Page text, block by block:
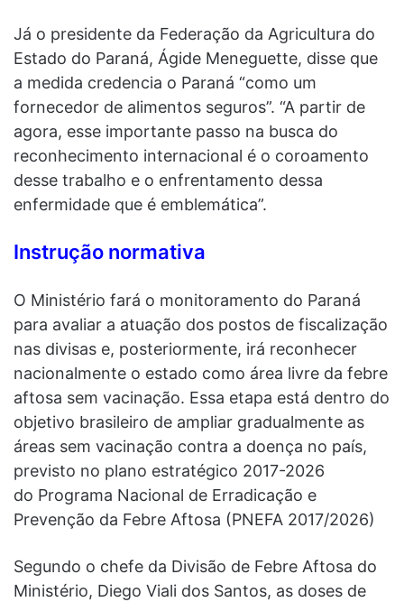
Já o presidente da Federação da Agricultura do
Estado do Paraná, Ágide Meneguette, disse que
a medida credencia o Paraná “como um
fornecedor de alimentos seguros”. “A partir de
agora, esse importante passo na busca do
reconhecimento internacional é o coroamento
desse trabalho e o enfrentamento dessa
enfermidade que é emblemática”.
Instrução normativa
O Ministério fará o monitoramento do Paraná
para avaliar a atuação dos postos de fiscalização
nas divisas e, posteriormente, irá reconhecer
nacionalmente o estado como área livre da febre
aftosa sem vacinação. Essa etapa está dentro do
objetivo brasileiro de ampliar gradualmente as
áreas sem vacinação contra a doença no país,
previsto no plano estratégico 2017-2026
do Programa Nacional de Erradicação e
Prevenção da Febre Aftosa (PNEFA 2017/2026)
Segundo o chefe da Divisão de Febre Aftosa do
Ministério, Diego Viali dos Santos, as doses de